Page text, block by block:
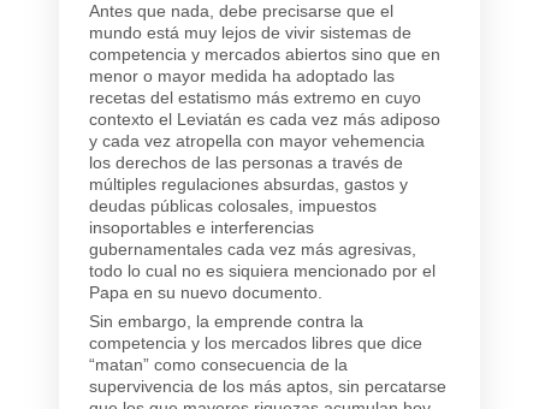
Antes que nada, debe precisarse que el
mundo está muy lejos de vivir sistemas de
competencia y mercados abiertos sino que en
menor o mayor medida ha adoptado las
recetas del estatismo más extremo en cuyo
contexto el Leviatán es cada vez más adiposo
y cada vez atropella con mayor vehemencia
los derechos de las personas a través de
múltiples regulaciones absurdas, gastos y
deudas públicas colosales, impuestos
insoportables e interferencias
gubernamentales cada vez más agresivas,
todo lo cual no es siquiera mencionado por el
Papa en su nuevo documento.
Sin embargo, la emprende contra la
competencia y los mercados libres que dice
“matan” como consecuencia de la
supervivencia de los más aptos, sin percatarse